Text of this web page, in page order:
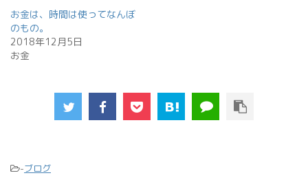
お金は、時間は使ってなんぼ
のもの。
2018年12月5日
お金
-ブログ